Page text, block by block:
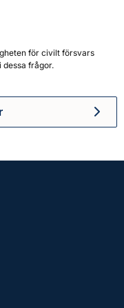
för civilt försvars
frågor.